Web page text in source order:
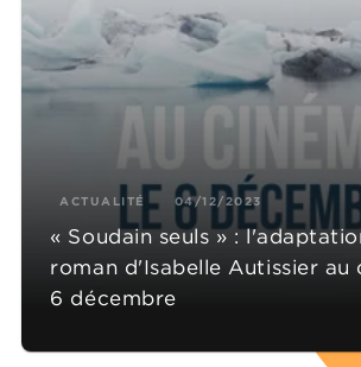
ACTUALITÉ 04/12/2023
« Soudain seuls » :
roman d'Isabelle Autissier au
6 décembre